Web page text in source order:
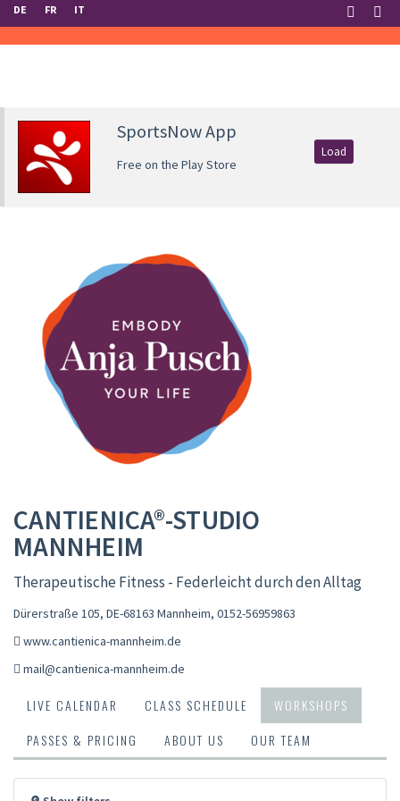
DE FR IT
SportsNow App
Free on the Play Store
Load
CANTIENICA®-STUDIO
MANNHEIM
Therapeutische Fitness - Federleicht durch den Alltag
Dürerstraße 105, DE-68163 Mannheim, 0152-56959863
www.cantienica-mannheim.de
mail@cantienica-mannheim.de
LIVE CALENDAR CLASS SCHEDULE
WORKSHOPS
PASSES & PRICING
ABOUT US OUR TEAM